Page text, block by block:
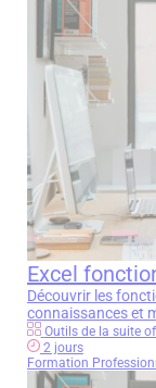
Excel
Découvrir les
connaissances et
Outils de la suite
2 jours
Formation